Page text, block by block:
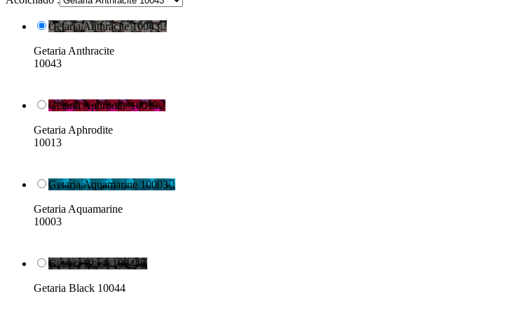
Getaria Anthracite 10043
Getaria Anthracite
10043
Getaria Aphrodite 10013
Getaria Aphrodite
10013
Getaria Aquamarine 10003
Getaria Aquamarine
10003
Getaria Black 10044
Getaria Black 10044